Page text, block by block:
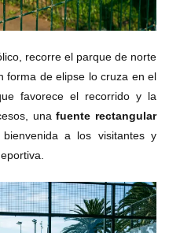
recorre el parque de norte
forma de elipse lo cruza en el
favorece el recorrido y la
unafuente rectangular
a los visitantes y